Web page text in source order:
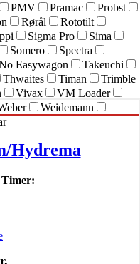
PMV Pramac
Probst
Rørål
Rototilt
Sigma Pro
Sima
Somero
Spectra
Easywagon
Takeuchi
Thwaites Timan
Trimble
Vivax
VM Loader
Weidemann
Hydrema
Timer: